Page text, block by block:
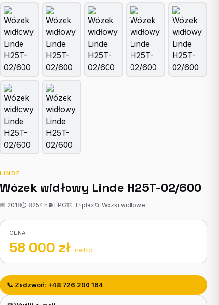
LINDE
Wózek widłowy Linde H25T-02/600
📅 2018⏱ 8254 h⛽ LPG🏗 Triplex 📁 Wózki widłowe
CENA
58 000 zł netto
📞 Zadzwoń: +48 726 200 164